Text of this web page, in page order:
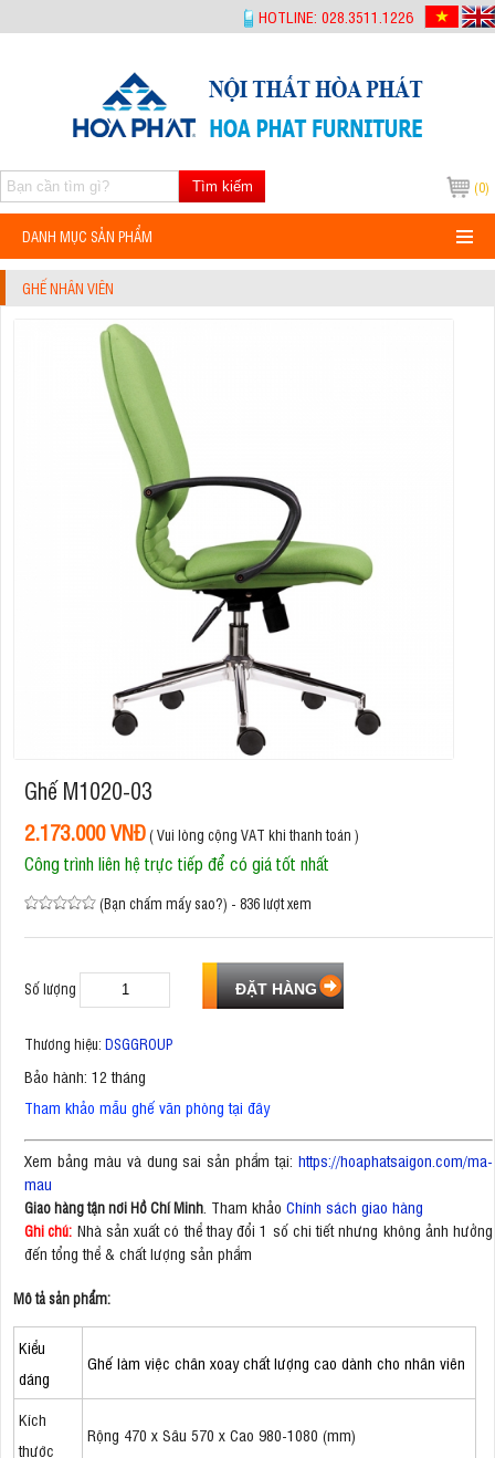
HOTLINE: 028.3511.1226
(0)
Tìm kiếm
DANH MỤC SẢN PHẨM
GHẾ NHÂN VIÊN
Ghế M1020-03
2.173.000 VNĐ( Vui lòng cộng VAT khi thanh toán )
Công trình liên hệ trực tiếp để có giá tốt nhất
(Bạn chấm mấy sao?) - 836 lượt xem
Số lượng
Thương hiệu: DSGGROUP
Bảo hành: 12 tháng
Tham khảo mẫu ghế văn phòng tại đây
Xem bảng màu và dung sai sản phẩm tại: https://hoaphatsaigon.com/ma-
mau
Giao hàng tận nơi Hồ Chí Minh . Tham khảo Chính sách giao hàng
Ghi chú: Nhà sản xuất có thể thay đổi 1 số chi tiết nhưng không ảnh hưởng
đến tổng thể & chất lượng sản phẩm
Mô tả sản phẩm:
Kiểu
dáng
Ghế làm việc chân xoay chất lượng cao dành cho nhân viên
Kích
thước
Rộng 470 x Sâu 570 x Cao 980-1080 (mm)